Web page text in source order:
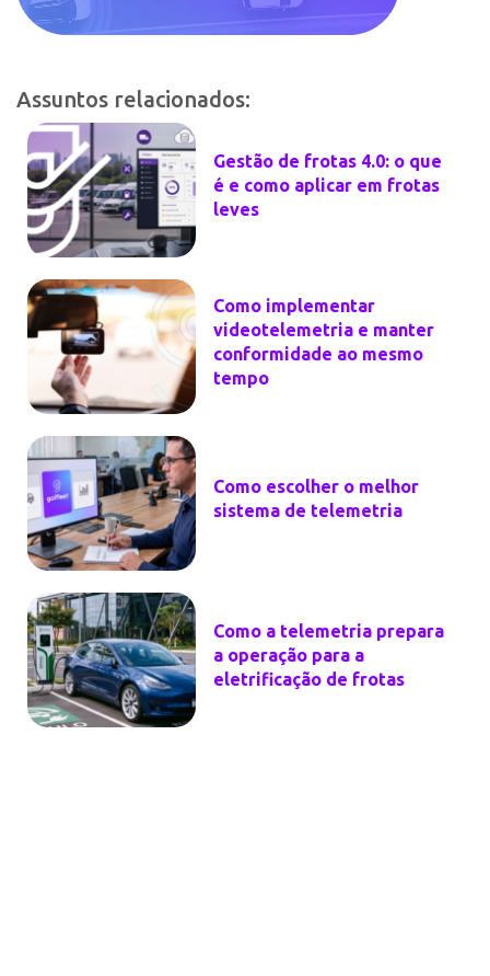
Assuntos relacionados:
Gestão de frotas 4.0: o que
é e como aplicar em frotas
leves
Como implementar
videotelemetria e manter
conformidade ao mesmo
tempo
Como escolher o melhor
sistema de telemetria
Como a telemetria prepara
a operação para a
eletrificação de frotas